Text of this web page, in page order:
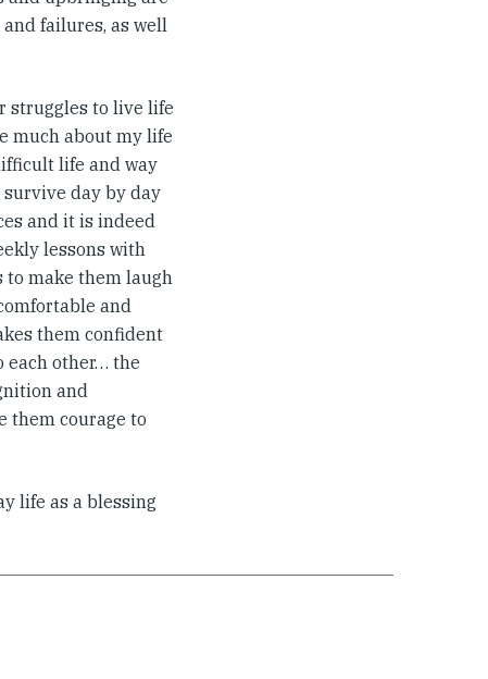
failures, as well
struggles to live life
much about my life
life and way
day by day
and it is indeed
lessons with
to make them laugh
and
them confident
each other… the
and
them courage to
life as a blessing